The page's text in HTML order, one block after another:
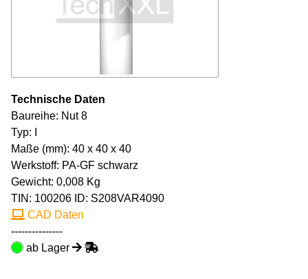
Technische Daten
Baureihe: Nut 8
Typ: I
Maße (mm): 40 x 40 x 40
Werkstoff: PA-GF schwarz
Gewicht: 0,008 Kg
TIN: 100206 ID: S208VAR4090
CAD Daten
---------------
ab Lager